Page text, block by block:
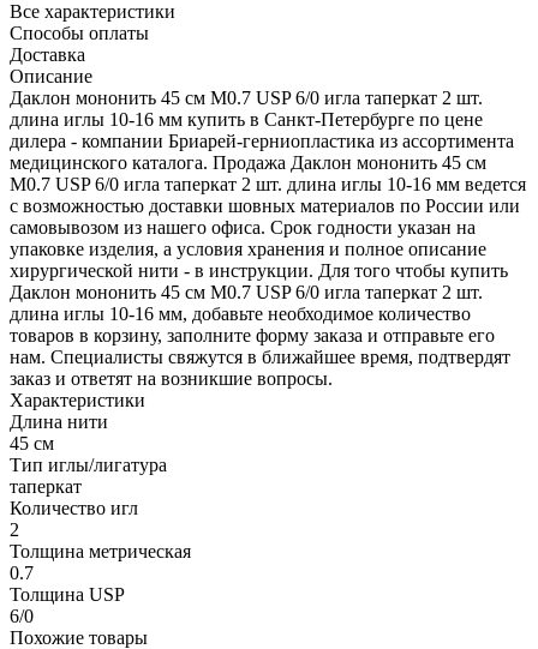
Все характеристики
Способы оплаты
Доставка
Описание
Даклон мононить 45 см М0.7 USP 6/0 игла таперкат 2 шт.
длина иглы 10-16 мм купить в Санкт-Петербурге по цене
дилера - компании Бриарей-герниопластика из ассортимента
медицинского каталога. Продажа Даклон мононить 45 см
М0.7 USP 6/0 игла таперкат 2 шт. длина иглы 10-16 мм ведется
с возможностью доставки шовных материалов по России или
самовывозом из нашего офиса. Срок годности указан на
упаковке изделия, а условия хранения и полное описание
хирургической нити - в инструкции. Для того чтобы купить
Даклон мононить 45 см М0.7 USP 6/0 игла таперкат 2 шт.
длина иглы 10-16 мм, добавьте необходимое количество
товаров в корзину, заполните форму заказа и отправьте его
нам. Специалисты свяжутся в ближайшее время, подтвердят
заказ и ответят на возникшие вопросы.
Характеристики
Длина нити
45 см
Тип иглы/лигатура
таперкат
Количество игл
2
Толщина метрическая
0.7
Толщина USP
6/0
Похожие товары